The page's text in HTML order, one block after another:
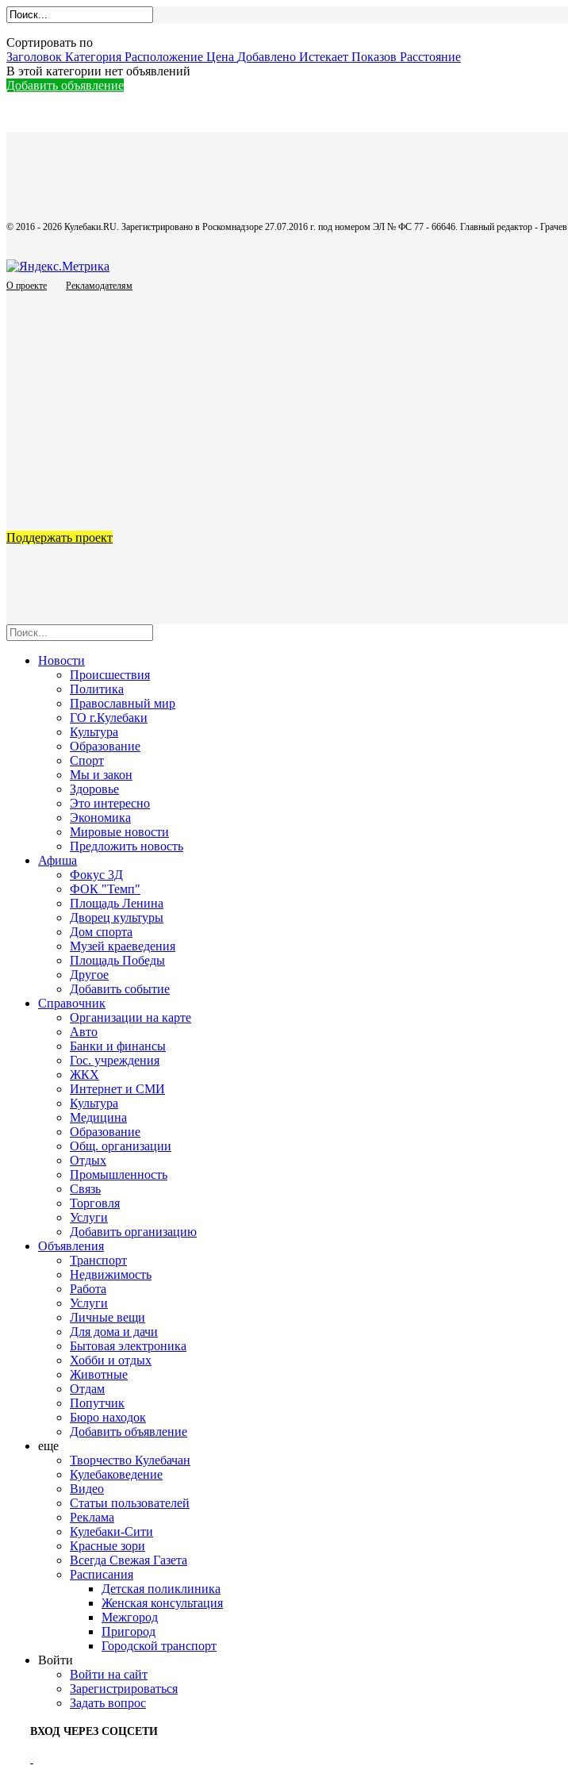
Сортировать по
Заголовок Категория Расположение Цена Добавлено Истекает Показов Расстояние
В этой категории нет объявлений
Добавить объявление
© 2016 - 2026 Кулебаки.RU. Зарегистрировано в Роскомнадзоре 27.07.2016 г. под номером ЭЛ № ФС 77 - 66646. Главный редактор -
О проекте Рекламодателям
Поддержать проект
Новости
Происшествия
Политика
Православный мир
ГО г.Кулебаки
Культура
Образование
Спорт
Мы и закон
Здоровье
Это интересно
Экономика
Мировые новости
Предложить новость
Афиша
Фокус 3Д
ФОК "Темп"
Площадь Ленина
Дворец культуры
Дом спорта
Музей краеведения
Площадь Победы
Другое
Добавить событие
Справочник
Организации на карте
Авто
Банки и финансы
Гос. учреждения
ЖКХ
Интернет и СМИ
Культура
Медицина
Образование
Общ. организации
Отдых
Промышленность
Связь
Торговля
Услуги
Добавить организацию
Объявления
Транспорт
Недвижимость
Работа
Услуги
Личные вещи
Для дома и дачи
Бытовая электроника
Хобби и отдых
Животные
Отдам
Попутчик
Бюро находок
Добавить объявление
еще
Творчество Кулебачан
Кулебаковедение
Видео
Статьи пользователей
Реклама
Кулебаки-Сити
Красные зори
Всегда Свежая Газета
Расписания
Детская поликлиника
Женская консультация
Межгород
Пригород
Городской транспорт
Войти
Войти на сайт
Зарегистрироваться
Задать вопрос
ВХОД ЧЕРЕЗ СОЦСЕТИ